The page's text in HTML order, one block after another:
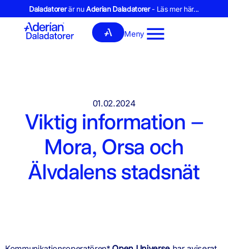
Daladatorerär nuAderian Daladatorer- Läs mer här...
Meny
01.02.2024
Viktig information –
Mora, Orsa och
Älvdalens stadsnät